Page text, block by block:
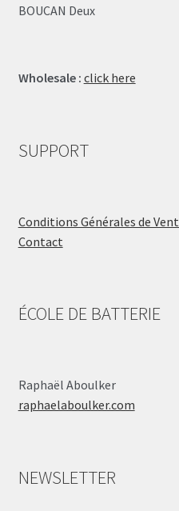
BOUCAN Deux
Wholesale : click here
SUPPORT
Conditions Générales de
Contact
ÉCOLE DE BATTERIE
Raphaël Aboulker
raphaelaboulker.com
NEWSLETTER